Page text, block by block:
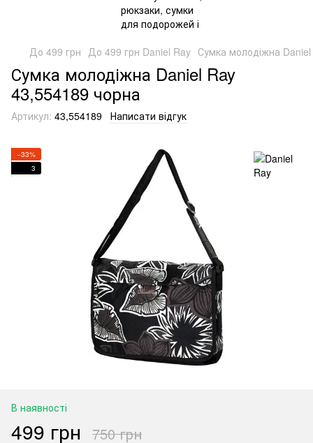
До 499 грн До 499 грн Daniel Ray Сумка молодіжна
Сумка молодіжна Daniel Ray
43,554189 чорна
Артикул: 43,554189 Написати відгук
−33%
3
В наявності
499 грн 750 грн